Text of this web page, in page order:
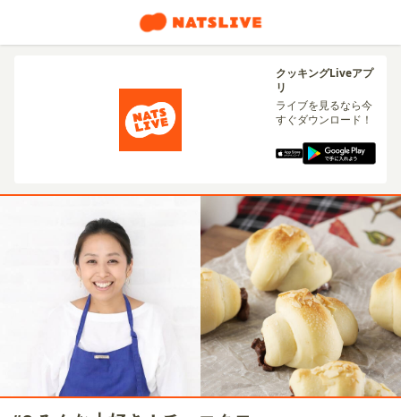
クッキングLiveアプ
リ
ライブを見るなら今
すぐダウンロード！